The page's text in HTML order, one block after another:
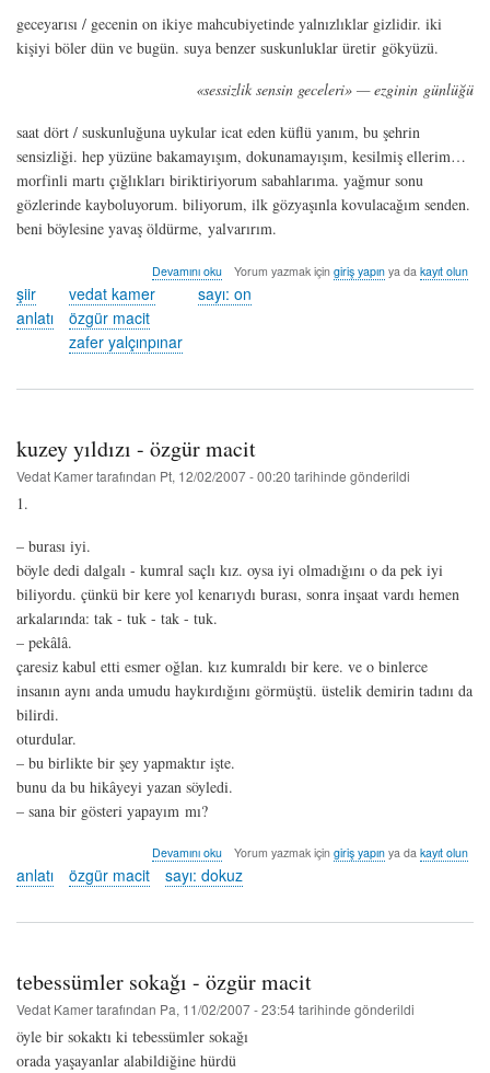
geceyarısı / gecenin on ikiye mahcubiyetinde yalnızlıklar gizlidir. iki
kişiyi böler dün ve bugün. suya benzer suskunluklar üretir gökyüzü.
«sessizlik sensin geceleri» — ezginin günlüğü
saat dört / suskunluğuna uykular icat eden küflü yanım, bu şehrin
sensizliği. hep yüzüne bakamayışım, dokunamayışım, kesilmiş ellerim…
morfinli martı çığlıkları biriktiriyorum sabahlarıma. yağmur sonu
gözlerinde kayboluyorum. biliyorum, ilk gözyaşınla kovulacağım senden.
beni böylesine yavaş öldürme, yalvarırım.
pusula
-
vedat
zafer
Devamını oku Yorum yazmak için giriş yapınya da kayıt olun
şiir
anlatı
vedat kamer
özgür macit
zafer yalçınpınar
sayı: on
kuzey yıldızı - özgür macit
Vedat Kamertarafından Pt, 12/02/2007 - 00:20 tarihinde gönderildi
1.
– burası iyi.
böyle dedi dalgalı - kumral saçlı kız. oysa iyi olmadığını o da pek iyi
biliyordu. çünkü bir kere yol kenarıydı burası, sonra inşaat vardı hemen
arkalarında: tak - tuk - tak - tuk.
– pekâlâ.
çaresiz kabul etti esmer oğlan. kız kumraldı bir kere. ve o binlerce
insanın aynı anda umudu haykırdığını görmüştü. üstelik demirin tadını da
bilirdi.
oturdular.
– bu birlikte bir şey yapmaktır işte.
bunu da bu hikâyeyi yazan söyledi.
– sana bir gösteri yapayım mı?
kuzey
yıldızı
macit
Devamını oku Yorum yazmak için giriş yapınya da kayıt olun
anlatı özgür macit sayı: dokuz
tebessümler sokağı - özgür macit
Vedat Kamertarafından Pa, 11/02/2007 - 23:54tarihinde gönderildi
öyle bir sokaktı ki tebessümler sokağı
orada yaşayanlar alabildiğine hürdü